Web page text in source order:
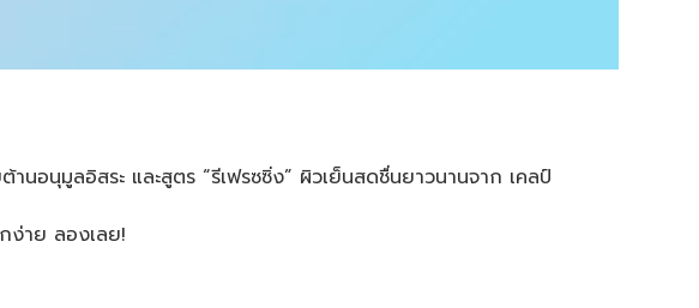
นุมูลอิสระ และสูตร “รีเฟรซซิ่ง” ผิวเย็นสดชื่นยาวนานจาก เคลป์
ง่าย ลองเลย!